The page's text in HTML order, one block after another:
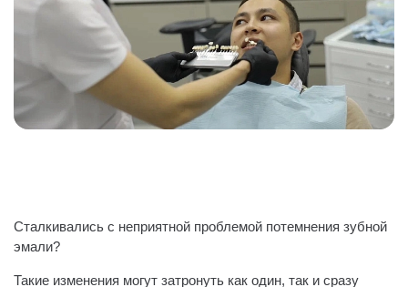
Сталкивались с неприятной проблемой потемнения зубной
эмали?
Такие изменения могут затронуть как один, так и сразу